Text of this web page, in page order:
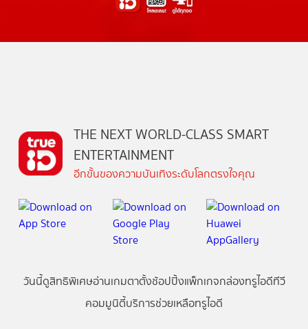
THE NEXT WORLD-CLASS SMART
ENTERTAINMENT
อีกขั้นของความบันเทิงระดับโลกตรงใจคุณ
วันนี้ดูสิทธิพิเศษอ่านเกมตาตั้งช้อปปิ้งแพ็กเกจกล่องทรูไอดีทีวี
คอมมูนิตี้บริการช่วยเหลือทรูไอดี